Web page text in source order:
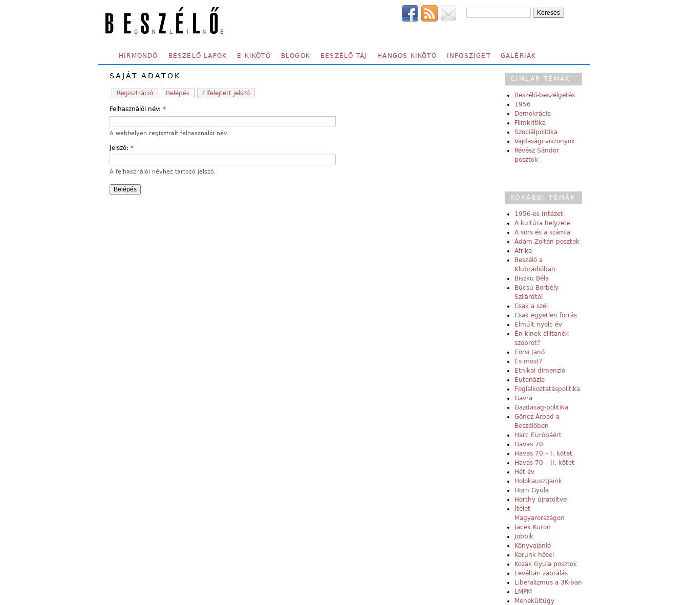
SECONDARY MENU
HÍRMONDÓ BESZÉLŐ LAPOK E-KIKÖTŐ BLOGOK BESZÉLŐ TÁJ HANGOS KIKÖTŐ INFOSZIGET GALÉRIÁK
SAJÁT ADATOK
Regisztráció Belépés Elfelejtett jelszó
Felhasználói név: *
A webhelyen regisztrált felhasználói név.
Jelszó: *
A felhasználói névhez tartozó jelszó.
CÍMLAP TÉMÁK
Beszélő-beszélgetés
1956
Demokrácia
Filmkritika
Szociálpolitika
Vajdasági viszonyok
Révész Sándor
posztok
KORÁBBI TÉMÁK
1956-os Intézet
A kultúra helyzete
A sors és a számla
Ádám Zoltán posztok
Afrika
Beszélő a
Klubrádióban
Biszku Béla
Búcsú Borbély
Szilárdtól
Csak a szél
Csak egyetlen forrás
Elmúlt nyolc év
Én kinek állítanék
szobrot?
Eörsi Janó
És most?
Etnikai dimenzió
Eutanázia
Foglalkoztatáspolitika
Gavra
Gazdaság-politika
Göncz Árpád a
Beszélőben
Harc Európáért
Havas 70
Havas 70 – I. kötet
Havas 70 – II. kötet
Hét év
Holokausztjaink
Horn Gyula
Horthy újratöltve
Ítélet
Magyarországon
Jacek Kuroń
Jobbik
Könyvajánló
Korunk hősei
Kozák Gyula posztok
Levéltári zabrálás
Liberalizmus a 3K-ban
LMPM
Menekültügy